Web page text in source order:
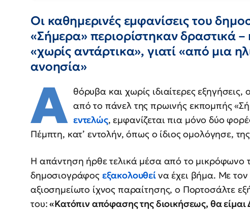
Οι καθημερινές εμφανίσεις του
«Σήμερα» περιορίστηκαν δραστικά –
«χωρίς αντάρτικα», γιατί «από μια
ανοησία»
Α θόρυβα και χωρίς ιδιαίτερες
από το πάνελ της πρωινής εκπομπής
εντελώς, εμφανίζεται πια μόνο δύο
Πέμπτη, κατ’ εντολήν, όπως ο ίδιος ομολόγησε,
Η απάντηση ήρθε τελικά μέσα από το μικρόφωνο
δημοσιογράφος εξακολουθείνα έχει βήμα. Με
αξιοσημείωτο ίχνος παραίτησης, ο Πορτοσάλτε
του:«Κατόπιν απόφασης της διοικήσεως, θα είμαι